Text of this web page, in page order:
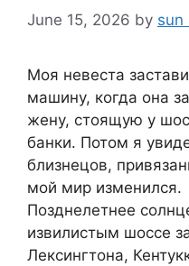
June 15, 2026 by sun
Моя невеста
машину, когда она
жену, стоящую у
банки. Потом я
близнецов,
мой мир изменился.
Позднелетнее
извилистым шоссе
Лексингтона,